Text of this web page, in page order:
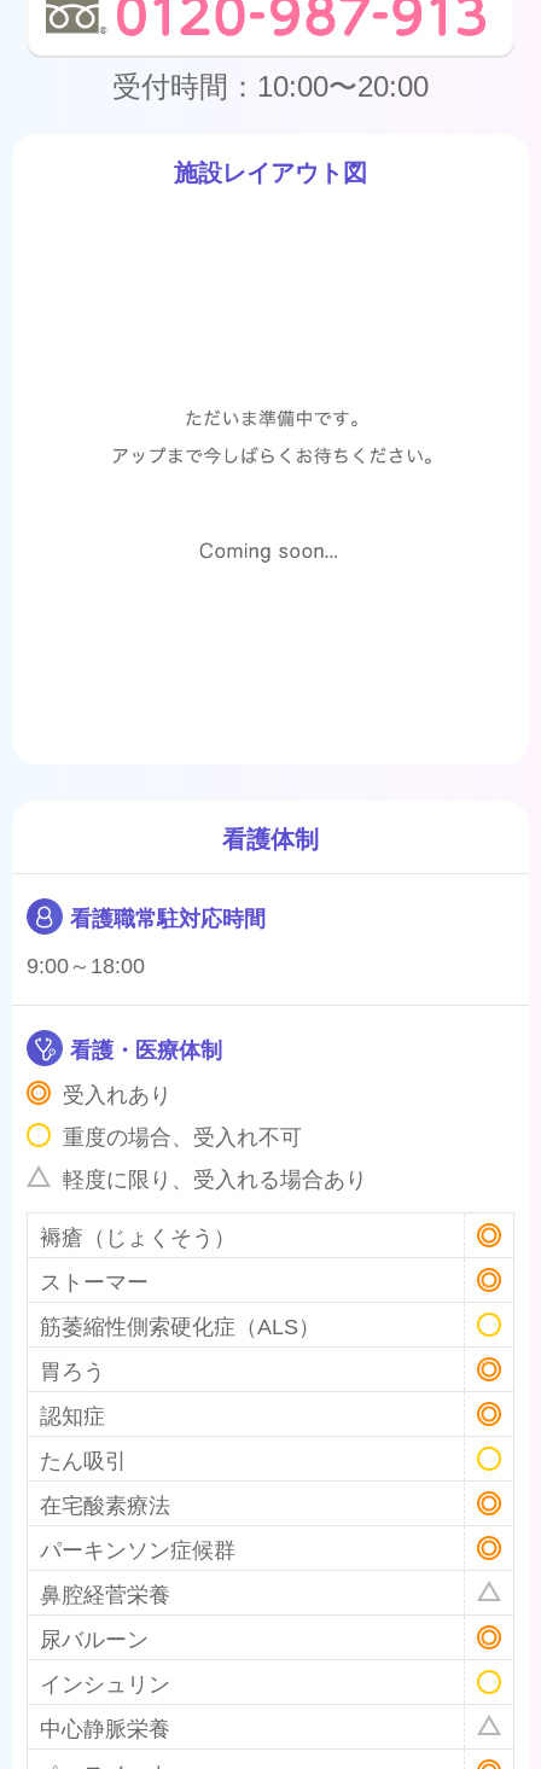
受付時間：10:00〜20:00
施設レイアウト図
看護体制
看護職常駐対応時間
9:00～18:00
看護・医療体制
受入れあり
重度の場合、受入れ不可
軽度に限り、受入れる場合あり
褥瘡（じょくそう）
ストーマー
筋萎縮性側索硬化症（ALS）
胃ろう
認知症
たん吸引
在宅酸素療法
パーキンソン症候群
鼻腔経菅栄養
尿バルーン
インシュリン
中心静脈栄養